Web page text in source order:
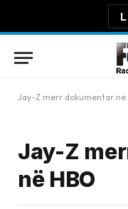
Jay-Z merr dokumentar në
Jay-Z
në HBO